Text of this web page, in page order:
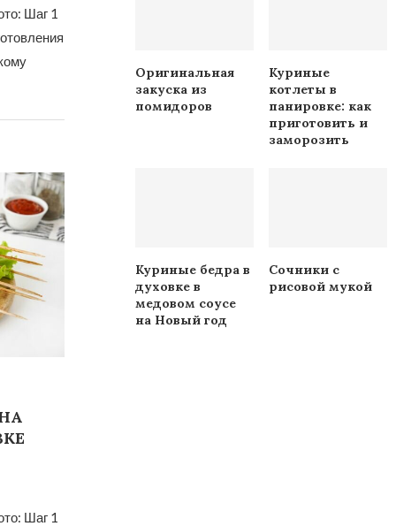
Шаг 1
Шаг 1
Оригинальная
закуска из
помидоров
Куриные
котлеты в
панировке: как
приготовить и
заморозить
Куриные бедра в
духовке в
медовом соусе
на Новый год
Сочники с
рисовой мукой